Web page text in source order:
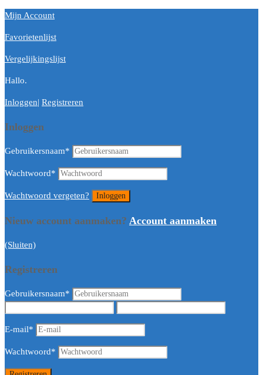
Mijn Account
Favorietenlijst
Vergelijkingslijst
Hallo.
Inloggen| Registreren
Inloggen
Gebruikersnaam*
Wachtwoord*
Wachtwoord vergeten?
Nieuw account aanmaken? Account aanmaken
(Sluiten)
Registreren
Gebruikersnaam*
E-mail*
Wachtwoord*